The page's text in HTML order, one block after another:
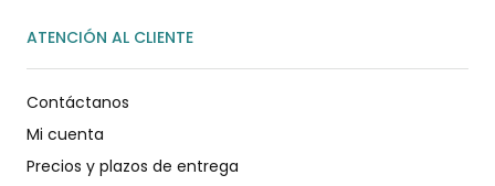
ATENCIÓN AL CLIENTE
Contáctanos
Mi cuenta
Precios y plazos de entrega